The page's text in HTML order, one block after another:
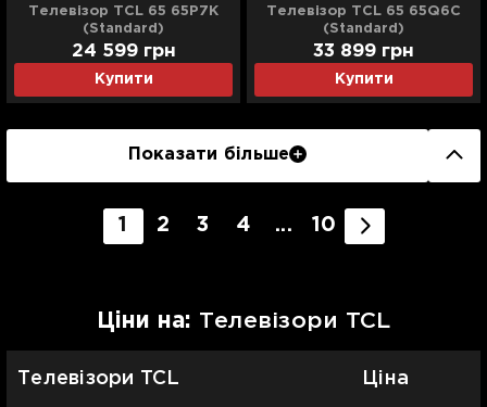
Телевізор TCL 65 65P7K
(Standard)
Купити
24 599 грн
Телевізор TCL 65 65Q6C
(Standard)
Купити
33 899 грн
Показати більше
1 2 3 4 ... 10
Цiни на: Телевізори TCL
Телевізори TCL Ціна